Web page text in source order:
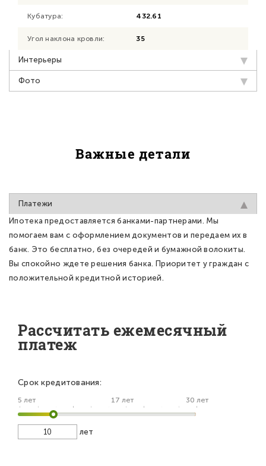
Кубатура: 432.61
Угол наклона кровли: 35
Интерьеры
Фото
Важные детали
Платежи
Ипотека предоставляется банками-партнерами. Мы
помогаем вам с оформлением документов и передаем их в
банк. Это бесплатно, без очередей и бумажной волокиты.
Вы спокойно ждете решения банка. Приоритет у граждан с
положительной кредитной историей.
Рассчитать ежемесячный
платеж
Срок кредитования:
5 лет 17 лет 30 лет
лет